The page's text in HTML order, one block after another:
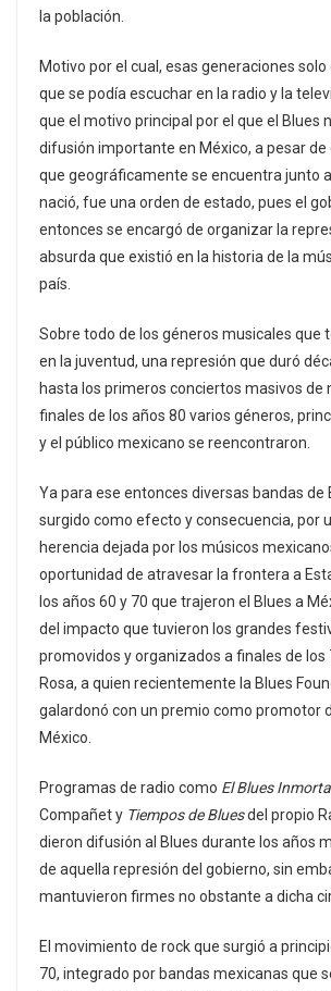
la población.
Motivo por el cual, esas generaciones
que se podía escuchar en la radio y la
que el motivo principal por el que el Blues
difusión importante en México, a pesar de
que geográficamente se encuentra junto
nació, fue una orden de estado, pues el
entonces se encargó de organizar la
absurda que existió en la historia de la
país.
Sobre todo de los géneros musicales que
en la juventud, una represión que duró
hasta los primeros conciertos masivos de
finales de los años 80 varios géneros,
y el público mexicano se reencontraron.
Ya para ese entonces diversas bandas de
surgido como efecto y consecuencia, por
herencia dejada por los músicos
oportunidad de atravesar la frontera a
los años 60 y 70 que trajeron el Blues a
del impacto que tuvieron los grandes
promovidos y organizados a finales de los
Rosa, a quien recientemente la Blues
galardonó con un premio como promotor
México.
Programas de radio como El Blues
Compañet y Tiempos de Bluesdel propio
dieron difusión al Blues durante los años
de aquella represión del gobierno, sin
mantuvieron firmes no obstante a dicha
El movimiento de rock que surgió a
70, integrado por bandas mexicanas que